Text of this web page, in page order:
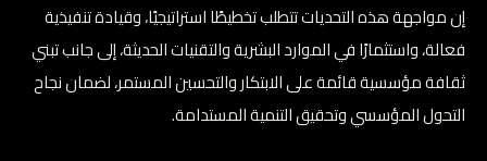
إن مواجهة هذه التحديات تتطلب تخطيطًا استراتيجيًا، وقيادة تنفيذية
فعالة، واستثمارًا في الموارد البشرية والتقنيات الحديثة، إلى جانب تبني
ثقافة مؤسسية قائمة على الابتكار والتحسين المستمر، لضمان نجاح
التحول المؤسسي وتحقيق التنمية المستدامة.